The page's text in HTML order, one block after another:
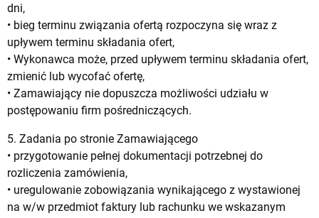
dni,
• bieg terminu związania ofertą rozpoczyna się wraz z
upływem terminu składania ofert,
• Wykonawca może, przed upływem terminu składania ofert,
zmienić lub wycofać ofertę,
• Zamawiający nie dopuszcza możliwości udziału w
postępowaniu firm pośredniczących.
5. Zadania po stronie Zamawiającego
• przygotowanie pełnej dokumentacji potrzebnej do
rozliczenia zamówienia,
• uregulowanie zobowiązania wynikającego z wystawionej
na w/w przedmiot faktury lub rachunku we wskazanym